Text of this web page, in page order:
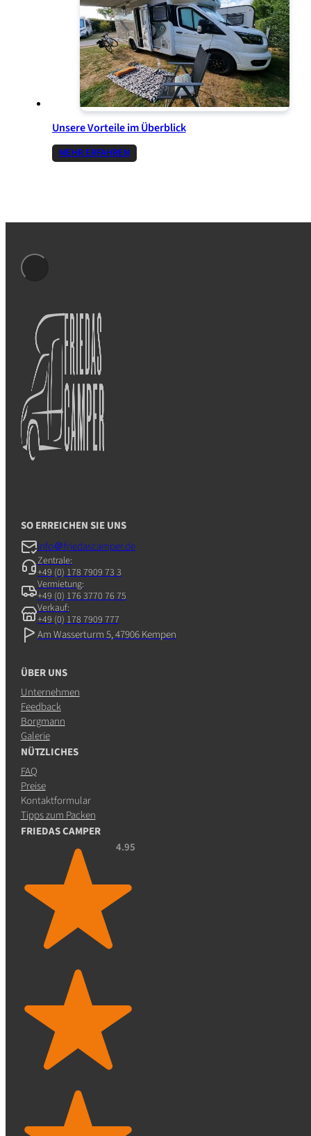
Unsere Vorteile im Überblick
MEHR ERFAHREN
SO ERREICHEN SIE UNS
info＠friedascamper.de
Zentrale:
+49 (0) 178 7909 73 3
Vermietung:
+49 (0) 176 3770 76 75
Verkauf:
+49 (0) 178 7909 777
Am Wasserturm 5, 47906 Kempen
ÜBER UNS
Unternehmen
Feedback
Borgmann
Galerie
NÜTZLICHES
FAQ
Preise
Kontaktformular
Tipps zum Packen
FRIEDAS CAMPER
4.95